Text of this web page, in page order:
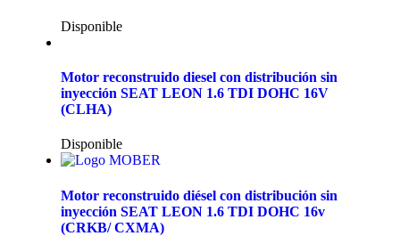
Disponible
Motor reconstruido diesel con distribución sin
inyección SEAT LEON 1.6 TDI DOHC 16V
(CLHA)
Disponible
Motor reconstruido diésel con distribución sin
inyección SEAT LEON 1.6 TDI DOHC 16v
(CRKB/ CXMA)